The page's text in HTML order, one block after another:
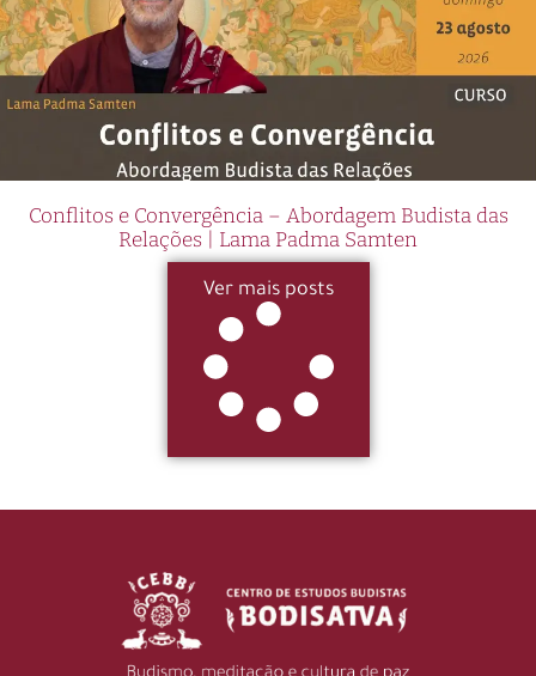
Conflitos e Convergência – Abordagem Budista das
Relações | Lama Padma Samten
Ver mais posts